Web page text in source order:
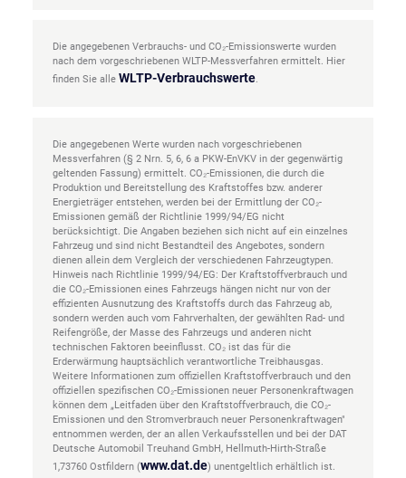
Die angegebenen Verbrauchs- und CO₂-Emissionswerte wurden
nach dem vorgeschriebenen WLTP-Messverfahren ermittelt. Hier
finden Sie alle WLTP-Verbrauchswerte.
Die angegebenen Werte wurden nach vorgeschriebenen
Messverfahren (§ 2 Nrn. 5, 6, 6 a PKW-EnVKV in der gegenwärtig
geltenden Fassung) ermittelt. CO₂-Emissionen, die durch die
Produktion und Bereitstellung des Kraftstoffes bzw. anderer
Energieträger entstehen, werden bei der Ermittlung der CO₂-
Emissionen gemäß der Richtlinie 1999/94/EG nicht
berücksichtigt. Die Angaben beziehen sich nicht auf ein einzelnes
Fahrzeug und sind nicht Bestandteil des Angebotes, sondern
dienen allein dem Vergleich der verschiedenen Fahrzeugtypen.
Hinweis nach Richtlinie 1999/94/EG: Der Kraftstoffverbrauch und
die CO₂-Emissionen eines Fahrzeugs hängen nicht nur von der
effizienten Ausnutzung des Kraftstoffs durch das Fahrzeug ab,
sondern werden auch vom Fahrverhalten, der gewählten Rad- und
Reifengröße, der Masse des Fahrzeugs und anderen nicht
technischen Faktoren beeinflusst. CO₂ ist das für die
Erderwärmung hauptsächlich verantwortliche Treibhausgas.
Weitere Informationen zum offiziellen Kraftstoffverbrauch und den
offiziellen spezifischen CO₂-Emissionen neuer Personenkraftwagen
können dem „Leitfaden über den Kraftstoffverbrauch, die CO₂-
Emissionen und den Stromverbrauch neuer Personenkraftwagen"
entnommen werden, der an allen Verkaufsstellen und bei der DAT
Deutsche Automobil Treuhand GmbH, Hellmuth-Hirth-Straße
1,73760 Ostfildern (www.dat.de) unentgeltlich erhältlich ist.